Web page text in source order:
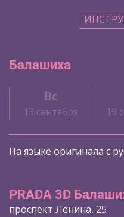
Балашиха
Вс
13 сентября 19
На языке оригинала с
PRADA 3D
проспект Ленина, 25